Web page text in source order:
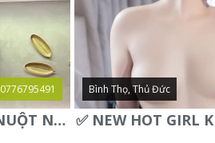
0776795491
❣️HÂN BABY❣️GỢI CẢM NUỘT NÀ DÁNG SON XINH XINH QUYẾN RŨ
Bình Thọ, Thủ Đức